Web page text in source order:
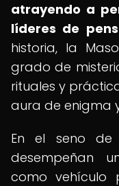
atrayendo a
líderes de
historia, la
grado de
rituales y
aura de enigma
En el seno de
desempeñan
como vehículo